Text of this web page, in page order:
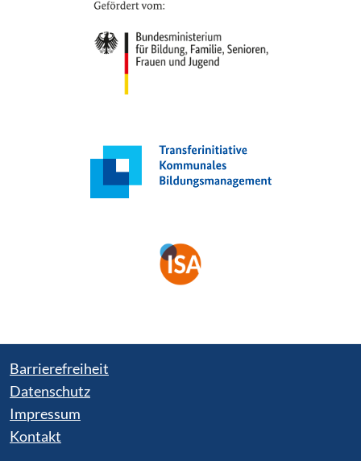
Barrierefreiheit
Datenschutz
Impressum
Kontakt